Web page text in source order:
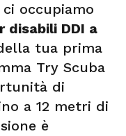
occupiamo
disabili DDI a
tua prima
Try Scuba
di
a 12 metri di
è